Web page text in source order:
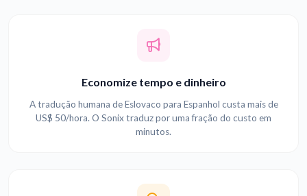
Economize tempo e dinheiro
A tradução humana de Eslovaco para Espanhol custa mais de
US$ 50/hora. O Sonix traduz por uma fração do custo em
minutos.